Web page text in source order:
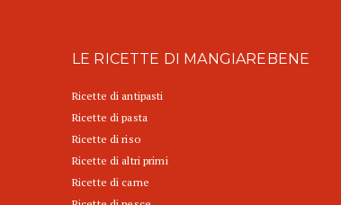
LE RICETTE DI MANGIAREBENE
Ricette di antipasti
Ricette di pasta
Ricette di riso
Ricette di altri primi
Ricette di carne